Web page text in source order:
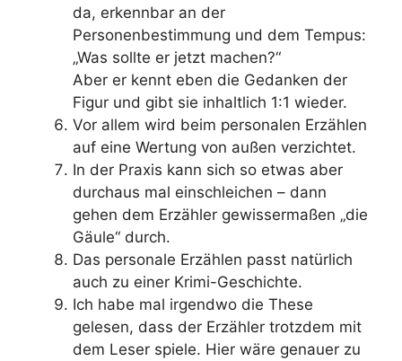
da, erkennbar an der
Personenbestimmung und dem Tempus:
„Was sollte er jetzt machen?“
Aber er kennt eben die Gedanken der
Figur und gibt sie inhaltlich 1:1 wieder.
Vor allem wird beim personalen Erzählen
auf eine Wertung von außen verzichtet.
In der Praxis kann sich so etwas aber
durchaus mal einschleichen – dann
gehen dem Erzähler gewissermaßen „die
Gäule“ durch.
Das personale Erzählen passt natürlich
auch zu einer Krimi-Geschichte.
Ich habe mal irgendwo die These
gelesen, dass der Erzähler trotzdem mit
dem Leser spiele. Hier wäre genauer zu